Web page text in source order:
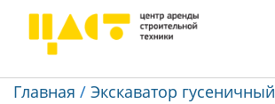
Главная / Экскаватор гусеничный